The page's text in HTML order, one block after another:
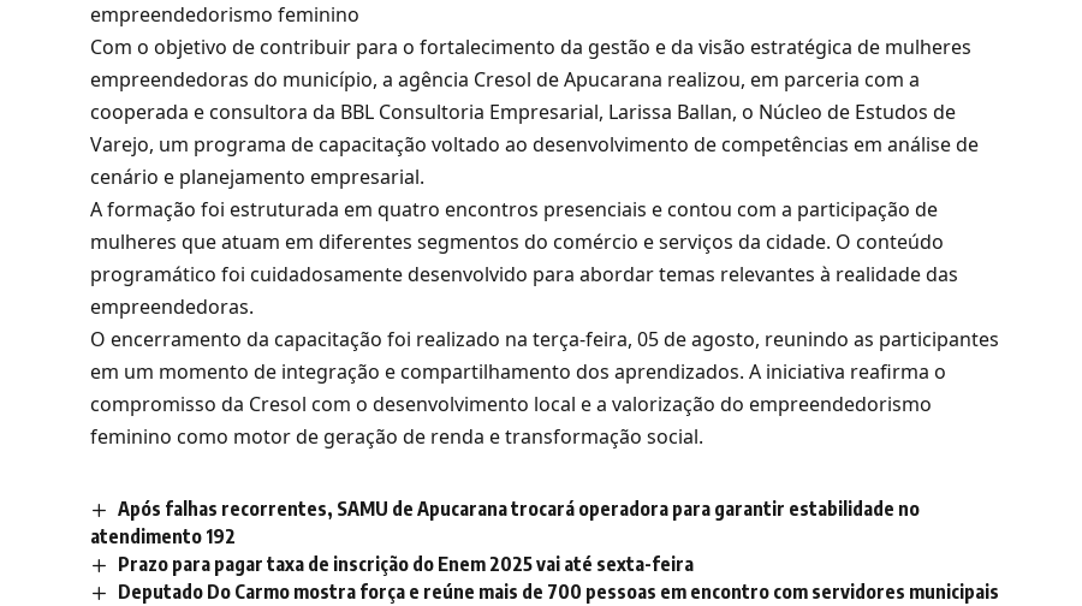
empreendedorismo feminino
Com o objetivo de contribuir para o fortalecimento da gestão e da visão estratégica de mulheres
empreendedoras do município, a agência Cresol de Apucarana realizou, em parceria com a
cooperada e consultora da BBL Consultoria Empresarial, Larissa Ballan, o Núcleo de Estudos de
Varejo, um programa de capacitação voltado ao desenvolvimento de competências em análise de
cenário e planejamento empresarial.
A formação foi estruturada em quatro encontros presenciais e contou com a participação de
mulheres que atuam em diferentes segmentos do comércio e serviços da cidade. O conteúdo
programático foi cuidadosamente desenvolvido para abordar temas relevantes à realidade das
empreendedoras.
O encerramento da capacitação foi realizado na terça-feira, 05 de agosto, reunindo as participantes
em um momento de integração e compartilhamento dos aprendizados. A iniciativa reafirma o
compromisso da Cresol com o desenvolvimento local e a valorização do empreendedorismo
feminino como motor de geração de renda e transformação social.
Após falhas recorrentes, SAMU de Apucarana trocará operadora para garantir estabilidade no
atendimento 192
Prazo para pagar taxa de inscrição do Enem 2025 vai até sexta-feira
Deputado Do Carmo mostra força e reúne mais de 700 pessoas em encontro com servidores municipais